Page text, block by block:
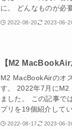
に。 どんなものが必
2022-08-20 2023-06-
【M2
M2 MacBookAirのオ
す。 2022年7月にM2
ました。 この記事で
プリを19個紹介して
2022-08-17 2023-06-